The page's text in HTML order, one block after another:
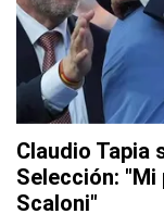
Claudio Tapia
Selección: "Mi
Scaloni"